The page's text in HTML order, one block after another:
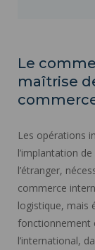
Le
maîtrise
Les opérations
l’implantation
l’étranger,
commerce
logistique, mais
fonctionnement
l’international,